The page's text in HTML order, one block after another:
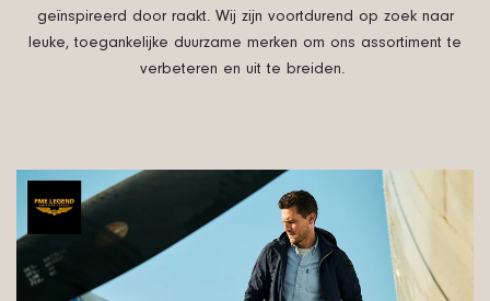
geïnspireerd door raakt. Wij zijn voortdurend op zoek naar
leuke, toegankelijke duurzame merken om ons assortiment te
verbeteren en uit te breiden.